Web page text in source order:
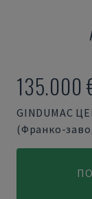
135.000
GINDUMAC
(Франко-